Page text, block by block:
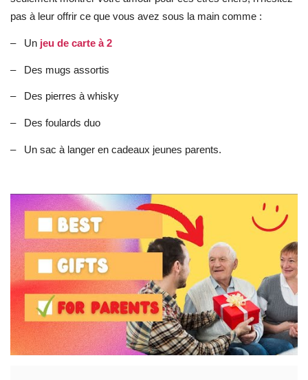
pas à leur offrir ce que vous avez sous la main comme :
– Un jeu de carte à 2
– Des mugs assortis
– Des pierres à whisky
– Des foulards duo
– Un sac à langer en cadeaux jeunes parents.